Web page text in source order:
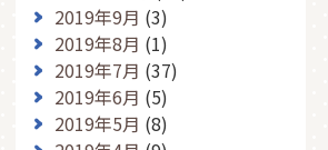
2019年9月 (3)
2019年8月 (1)
2019年7月 (37)
2019年6月 (5)
2019年5月 (8)